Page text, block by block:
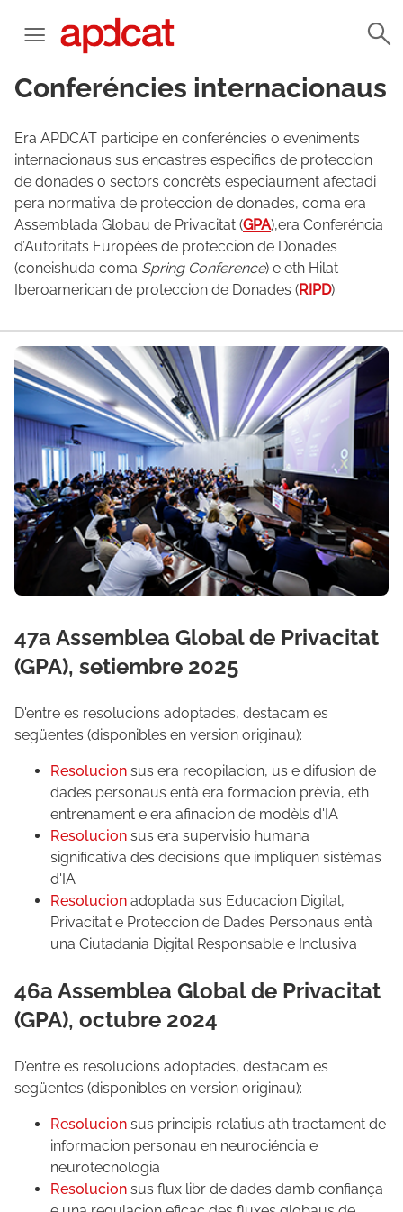
Conferéncies internacionaus
Era APDCAT participe en conferéncies o eveniments
internacionaus sus encastres especifics de proteccion
de donades o sectors concrèts especiaument afectadi
pera normativa de proteccion de donades, coma era
Assemblada Globau de Privacitat (GPA),era Conferéncia
d’Autoritats Europèes de proteccion de Donades
(coneishuda coma Spring Conference) e eth Hilat
Iberoamerican de proteccion de Donades (RIPD).
47a Assemblea Global de Privacitat
(GPA), setiembre 2025
D'entre es resolucions adoptades, destacam es
següentes (disponibles en version originau):
Resolucion sus era recopilacion, us e difusion de
dades personaus entà era formacion prèvia, eth
entrenament e era afinacion de modèls d'IA
Resolucion sus era supervisio humana
significativa des decisions que impliquen sistèmas
d'IA
Resolucion adoptada sus Educacion Digital,
Privacitat e Proteccion de Dades Personaus entà
una Ciutadania Digital Responsable e Inclusiva
46a Assemblea Global de Privacitat
(GPA), octubre 2024
D'entre es resolucions adoptades, destacam es
següentes (disponibles en version originau):
Resolucion sus principis relatius ath tractament de
informacion personau en neurociéncia e
neurotecnologia
Resolucion sus flux libr de dades damb confiança